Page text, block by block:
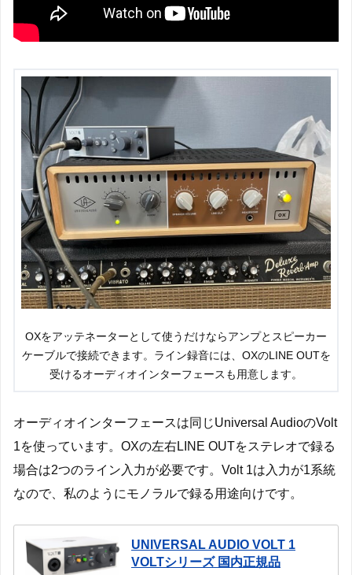
OXをアッテネーターとして使うだけならアンプとスピーカー
ケーブルで接続できます。ライン録音には、OXのLINE OUTを
受けるオーディオインターフェースも用意します。
オーディオインターフェースは同じUniversal AudioのVolt
1を使っています。OXの左右LINE OUTをステレオで録る
場合は2つのライン入力が必要です。Volt 1は入力が1系統
なので、私のようにモノラルで録る用途向けです。
UNIVERSAL AUDIO VOLT 1
VOLTシリーズ 国内正規品